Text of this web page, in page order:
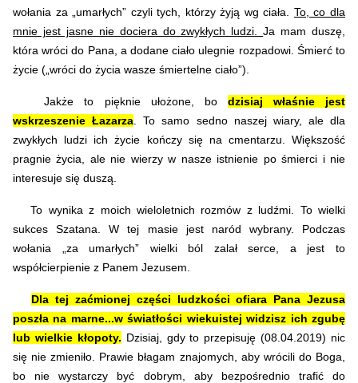
wołania za „umarłych” czyli tych, którzy żyją wg ciała. To, co dla
mnie jest jasne nie dociera do zwykłych ludzi.Ja mam duszę,
która wróci do Pana, a dodane ciało ulegnie rozpadowi. Śmierć to
życie („wróci do życia wasze śmiertelne ciało”).
Jakże to pięknie ułożone, bo dzisiaj właśnie jest
wskrzeszenie Łazarza . To samo sedno naszej wiary, ale dla
zwykłych ludzi ich życie kończy się na cmentarzu. Większość
pragnie życia, ale nie wierzy w nasze istnienie po śmierci i nie
interesuje się duszą.
To wynika z moich wieloletnich rozmów z ludźmi. To wielki
sukces Szatana. W tej masie jest naród wybrany. Podczas
wołania „za umarłych” wielki ból zalał serce, a jest to
współcierpienie z Panem Jezusem.
Dla tej zaćmionej części ludzkości ofiara Pana Jezusa
poszła na marne...w światłości wiekuistej widzisz ich zgubę
lub wielkie kłopoty. Dzisiaj, gdy to przepisuję (08.04.2019) nic
się nie zmieniło. Prawie błagam znajomych, aby wrócili do Boga,
bo nie wystarczy być dobrym, aby bezpośrednio trafić do